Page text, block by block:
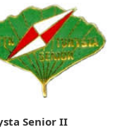
Senior II